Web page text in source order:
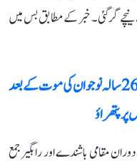
گر گئی۔ خبر کے مطابق بس میں
پٹنہ میں خوفناک سڑک حادثہ، 26 سالہ نوجوان کی موت کے بعد
مقامی باشندے اور راہگیر جمع